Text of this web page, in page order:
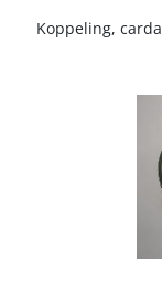
Koppeling,